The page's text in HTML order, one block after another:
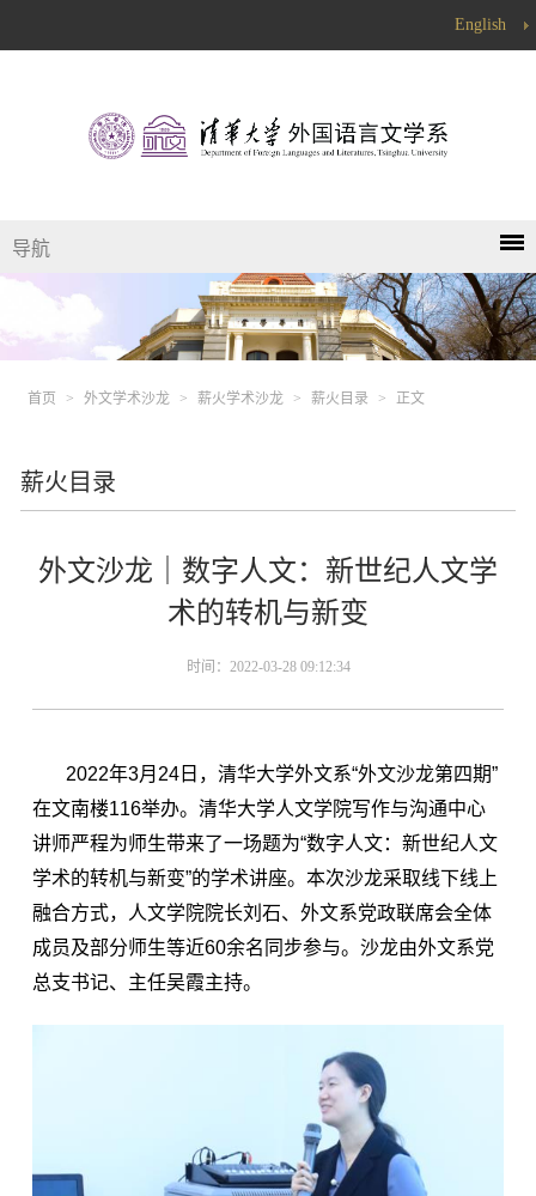
English
导航
首页 > 外文学术沙龙 > 薪火学术沙龙 > 薪火目录 > 正文
薪火目录
外文沙龙｜数字人文：新世纪人文学
术的转机与新变
时间：2022-03-28 09:12:34
2022年3月24日，清华大学外文系“外文沙龙第四期”
在文南楼116举办。清华大学人文学院写作与沟通中心
讲师严程为师生带来了一场题为“数字人文：新世纪人文
学术的转机与新变”的学术讲座。本次沙龙采取线下线上
融合方式，人文学院院长刘石、外文系党政联席会全体
成员及部分师生等近60余名同步参与。沙龙由外文系党
总支书记、主任吴霞主持。